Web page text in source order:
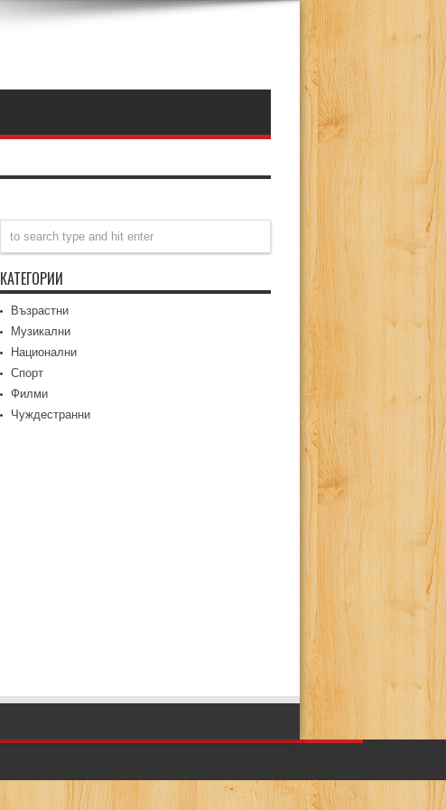
КАТЕГОРИИ
Възрастни
Музикални
Национални
Спорт
Филми
Чуждестранни